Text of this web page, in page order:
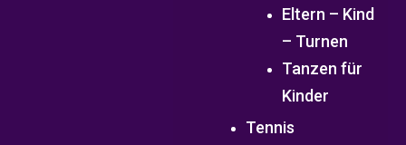
Eltern – Kind
– Turnen
Tanzen für
Kinder
Tennis